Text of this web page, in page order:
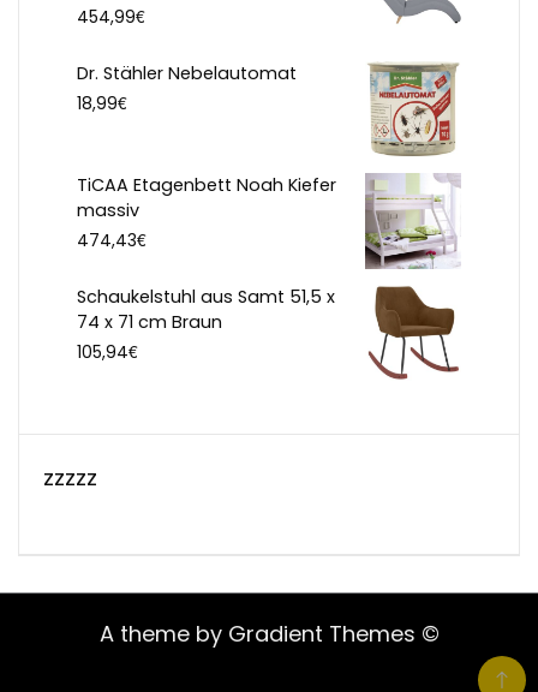
454,99€
Dr. Stähler Nebelautomat
18,99€
TiCAA Etagenbett Noah Kiefer
massiv
474,43€
Schaukelstuhl aus Samt 51,5 x
74 x 71 cm Braun
105,94€
zzzzz
A theme by Gradient Themes ©